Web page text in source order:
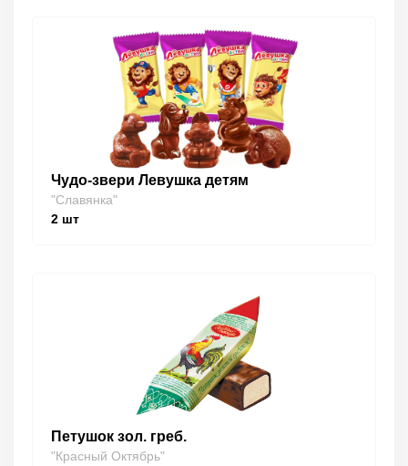
Чудо-звери Левушка детям
"Славянка"
2 шт
Петушок зол. греб.
"Красный Октябрь"